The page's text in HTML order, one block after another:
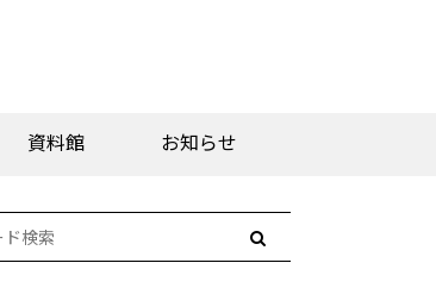
資料館 お知らせ